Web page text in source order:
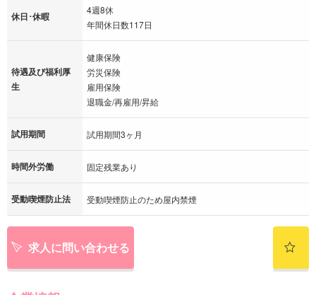
休日･休暇
4週8休
年間休日数117日
待遇及び福利厚
生
健康保険
労災保険
雇用保険
退職金/再雇用/昇給
試用期間 試用期間3ヶ月
時間外労働 固定残業あり
受動喫煙防止法 受動喫煙防止のため屋内禁煙
求人に問い合わせる